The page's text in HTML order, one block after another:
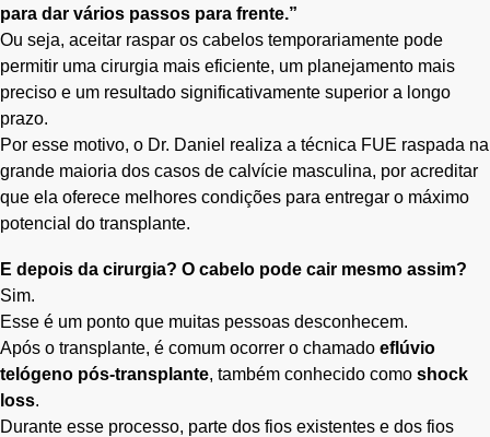
para dar vários passos para frente.”
Ou seja, aceitar raspar os cabelos temporariamente pode
permitir uma cirurgia mais eficiente, um planejamento mais
preciso e um resultado significativamente superior a longo
prazo.
Por esse motivo, o Dr. Daniel realiza a técnica FUE raspada na
grande maioria dos casos de calvície masculina, por acreditar
que ela oferece melhores condições para entregar o máximo
potencial do transplante.
E depois da cirurgia? O cabelo pode cair mesmo assim?
Sim.
Esse é um ponto que muitas pessoas desconhecem.
Após o transplante, é comum ocorrer o chamado eflúvio
telógeno pós-transplante, também conhecido como shock
loss.
Durante esse processo, parte dos fios existentes e dos fios